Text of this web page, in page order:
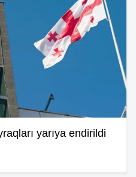
yarıya endirildi